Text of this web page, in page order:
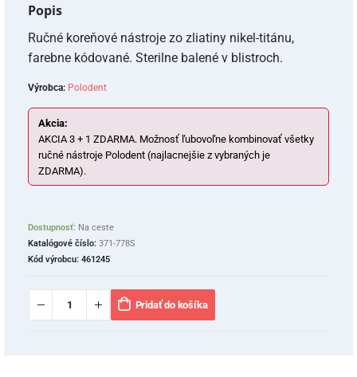
Popis
Ručné koreňové nástroje zo zliatiny nikel-titánu,
farebne kódované. Sterilne balené v blistroch.
Výrobca: Polodent
Akcia:
AKCIA 3 + 1 ZDARMA. Možnosť ľubovoľne kombinovať všetky
ručné nástroje Polodent (najlacnejšie z vybraných je
ZDARMA).
Dostupnosť: Na ceste
Katalógové číslo: 371-778S
Kód výrobcu: 461245
Pridať do košíka